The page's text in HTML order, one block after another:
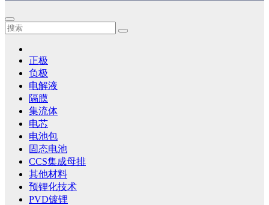
正极
负极
电解液
隔膜
集流体
电芯
电池包
固态电池
CCS集成母排
其他材料
预锂化技术
PVD镀锂